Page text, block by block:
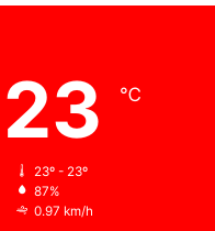
23 ℃
23º - 23º
87%
0.97 km/h